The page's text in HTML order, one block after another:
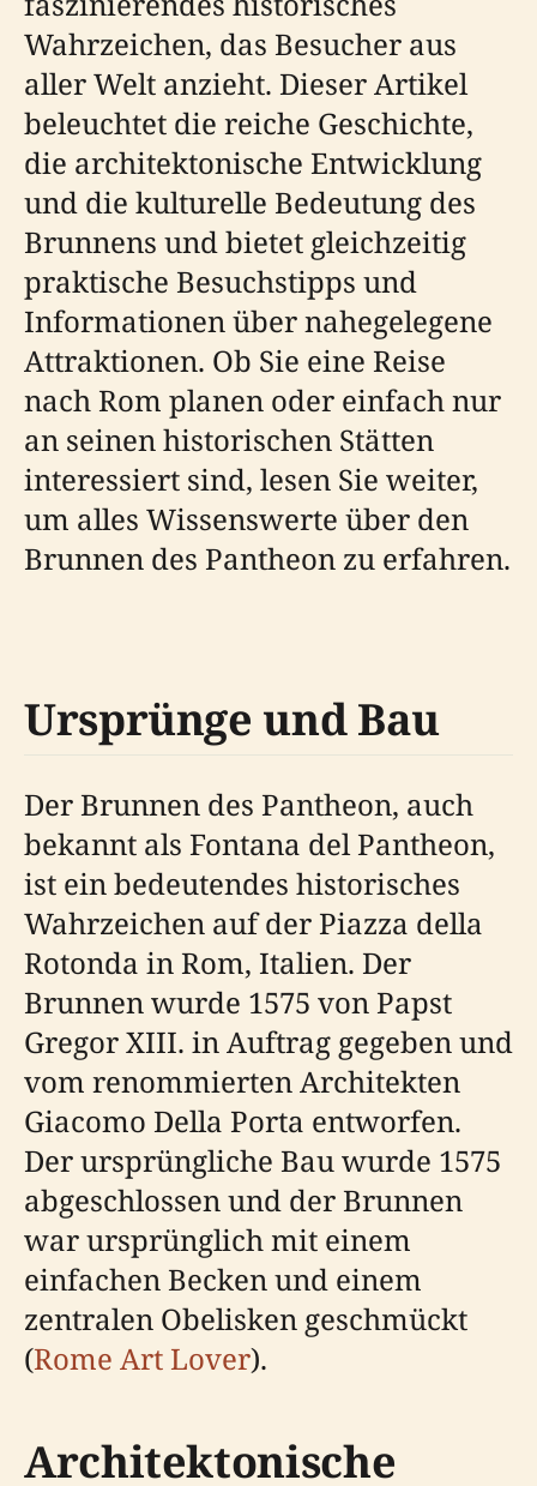
Wahrzeichen, das Besucher aus
aller Welt anzieht. Dieser Artikel
beleuchtet die reiche Geschichte,
die architektonische Entwicklung
und die kulturelle Bedeutung des
Brunnens und bietet gleichzeitig
praktische Besuchstipps und
Informationen über nahegelegene
Attraktionen. Ob Sie eine Reise
nach Rom planen oder einfach nur
an seinen historischen Stätten
interessiert sind, lesen Sie weiter,
um alles Wissenswerte über den
Brunnen des Pantheon zu erfahren.
Ursprünge und Bau
Der Brunnen des Pantheon, auch
bekannt als Fontana del Pantheon,
ist ein bedeutendes historisches
Wahrzeichen auf der Piazza della
Rotonda in Rom, Italien. Der
Brunnen wurde 1575 von Papst
Gregor XIII. in Auftrag gegeben und
vom renommierten Architekten
Giacomo Della Porta entworfen.
Der ursprüngliche Bau wurde 1575
abgeschlossen und der Brunnen
war ursprünglich mit einem
einfachen Becken und einem
zentralen Obelisken geschmückt
(Rome Art Lover).
Architektonische